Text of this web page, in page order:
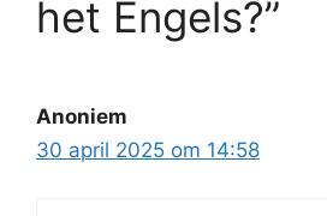
het Engels?”
Anoniem
30 april 2025 om 14:58